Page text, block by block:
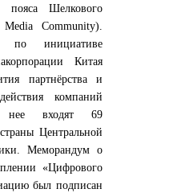
пояса Шелкового
Community).
по инициативе
Китая
партнёрства и
компаний
входят 69
Центральной
Меморандум о
«Цифрового
был подписан